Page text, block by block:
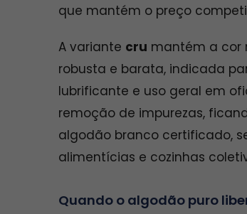
que mantém o preço
A variante cru mantém a cor
robusta e barata, indicada
lubrificante e uso geral em
remoção de impurezas,
algodão branco certificado,
alimentícias e cozinhas
Quando o algodão puro